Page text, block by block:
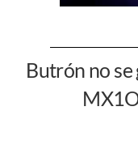
Butrón no se